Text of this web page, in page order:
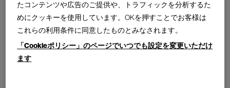
PROFESSIONAL
ONLINE STORE お問合せ
ノーヴェ テーブル
Design : PIERO LISSONI
Cassina | Contemporary Collection
ターブル テューブ ダヴィオン
たコンテンツや広告のご提供や、トラフィックを分析するた
めにクッキーを使用しています。OKを押すことでお客様は
これらの利用条件に同意したものとみなされます。
「Cookieポリシー」のページでいつでも設定を変更いただけ
ます